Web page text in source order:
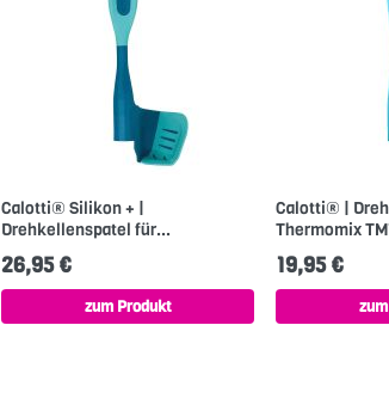
Calotti® Silikon + |
Drehkellenspatel für...
26,95 €
zum Produkt
Calotti® |
Thermomix
19,95 €